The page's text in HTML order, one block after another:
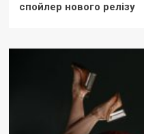
спойлер нового релізу